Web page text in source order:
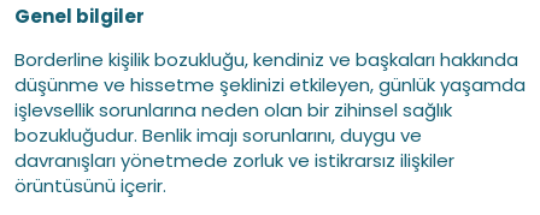
Genel bilgiler
Borderline kişilik bozukluğu, kendiniz ve başkaları hakkında
düşünme ve hissetme şeklinizi etkileyen, günlük yaşamda
işlevsellik sorunlarına neden olan bir zihinsel sağlık
bozukluğudur. Benlik imajı sorunlarını, duygu ve
davranışları yönetmede zorluk ve istikrarsız ilişkiler
örüntüsünü içerir.